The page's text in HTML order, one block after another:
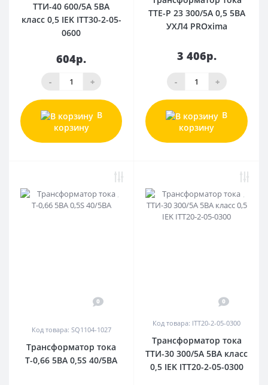
ТТИ-40 600/5А 5ВА
класс 0,5 IEK ITT30-2-05-
0600
604р.
- +
В
корзину
ТТЕ-Р 23 300/5А 0,5 5ВА
УХЛ4 PROxima
3 406р.
- +
В
корзину
0
Код товара: SQ1104-1027
Трансформатор тока
Т-0,66 5ВА 0,5S 40/5ВА
0
Код товара: ITT20-2-05-0300
Трансформатор тока
ТТИ-30 300/5А 5ВА класс
0,5 IEK ITT20-2-05-0300